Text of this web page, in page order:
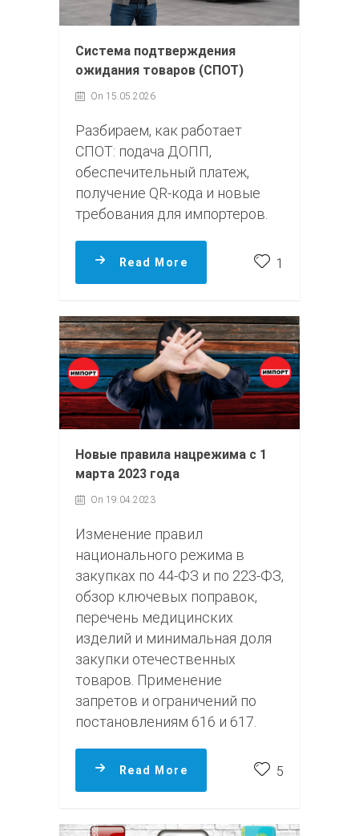
Система подтверждения
ожидания товаров (СПОТ)
On 15.05.2026
Разбираем, как работает
СПОТ: подача ДОПП,
обеспечительный платеж,
получение QR-кода и новые
требования для импортеров.
Read More 1
Новые правила нацрежима с 1
марта 2023 года
On 19.04.2023
Изменение правил
национального режима в
закупках по 44-ФЗ и по 223-ФЗ,
обзор ключевых поправок,
перечень медицинских
изделий и минимальная доля
закупки отечественных
товаров. Применение
запретов и ограничений по
постановлениям 616 и 617.
Read More 5